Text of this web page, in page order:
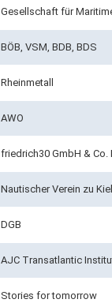
Gesellschaft für
BÖB, VSM, BDB, BDS
Rheinmetall
AWO
friedrich30 GmbH & Co.
Nautischer Verein zu
DGB
AJC Transatlantic
Stories for tomorrow